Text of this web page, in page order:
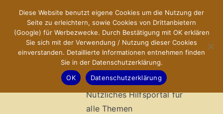
springen
X-Sites.de
–
Hilfsportal
Nützliches Hilfsportal für
alle Themen
Diese Website benutzt eigene Cookies um die Nutzung der
Seite zu erleichtern, sowie Cookies von Drittanbietern
(Google) für Werbezwecke. Durch Bestätigung mit OK erklären
Sie sich mit der Verwendung / Nutzung dieser Cookies
einverstanden. Detaillierte Informationen entnehmen finden
Sie in der Datenschutzerklärung.
OK
Datenschutzerklärung